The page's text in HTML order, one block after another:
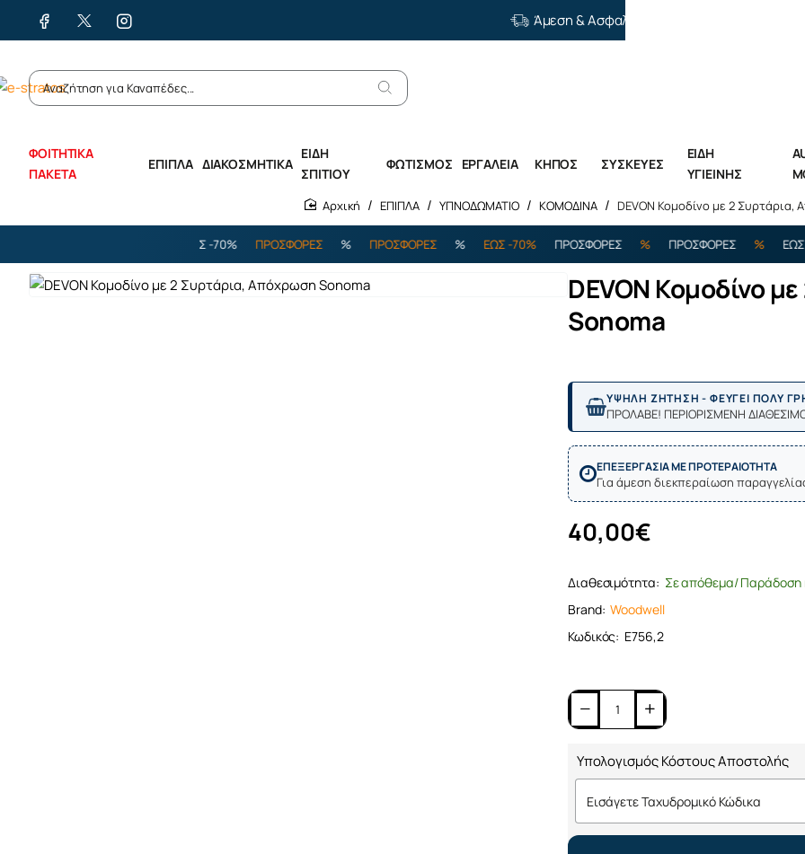
Άμεση & Ασφαλής Διανομή
ΦΟΙΤΗΤΙΚΑ
ΠΑΚΕΤΑ
ΕΠΙΠΛΑ ΔΙΑΚΟΣΜΗΤΙΚΑ
ΕΙΔΗ
ΣΠΙΤΙΟΥ
ΦΩΤΙΣΜΟΣ ΕΡΓΑΛΕΙΑ ΚΗΠΟΣ ΣΥΣΚΕΥΕΣ
ΕΙΔΗ
ΥΓΙΕΙΝΗΣ
home
ΕΠΙΠΛΑ ΥΠΝΟΔΩΜΑΤΙΟ ΚΟΜΟΔΙΝΑ DEVON Κομοδίνο με 2
ΕΩΣ -70% ΠΡΟΣΦΟΡΕΣ % ΠΡΟΣΦΟΡΕΣ % ΕΩΣ -70% ΠΡΟΣΦΟΡΕΣ % ΠΡΟΣΦΟΡΕΣ % ΕΩΣ -70%
DEVON Κομοδίνο
Sonoma
ΥΨΗΛΗ ΖΗΤΗΣΗ - ΦΕΥΓΕΙ ΠΟΛΥ
ΠΡΟΛΑΒΕ! ΠΕΡΙΟΡΙΣΜΕΝΗ
ΕΠΕΞΕΡΓΑΣΙΑ ΜΕ ΠΡΟΤΕΡΑΙΟΤΗΤΑ
Για άμεση διεκπεραίωση
Διαθεσιμότητα: Σε απόθεμα/ Παράδοση
Brand: Woodwell
Κωδικός: Ε756,2
40,00€
Υπολογισμός Κόστους Αποστολής